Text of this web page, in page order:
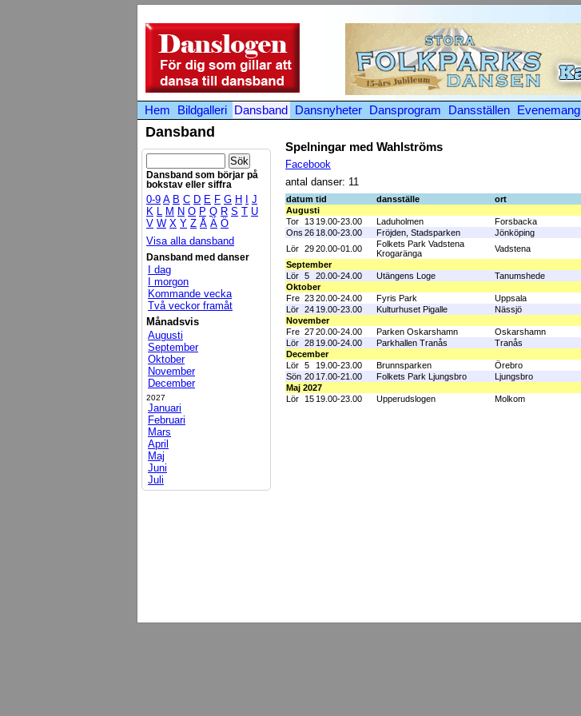
Hem Bildgalleri Dansband Dansnyheter Dansprogram Dansställen Evenemang
Dansband
Dansband som börjar på
bokstav eller siffra
0-9 A B C D E F G H
J
K L M N O P Q R S T U
V W X Y Z Å Ä Ö
Visa alla dansband
Dansband med danser
I dag
I morgon
Kommande vecka
Två veckor framåt
Månadsvis
Augusti
September
Oktober
November
December
2027
Januari
Februari
Mars
April
Maj
Juni
Juli
Spelningar med Wahlströms
Facebook
antal danser: 11
datum tid dansställe ort
Augusti
Tor
13 19.00-23.00 Laduholmen Forsbacka
Ons 26 18.00-23.00 Fröjden, Stadsparken Jönköping
Lör 2920.00-01.00
Folkets Park Vadstena
Krogaränga
Vadstena
September
Lör 5 20.00-24.00 Utängens Loge Tanumshede
Oktober
Fre 2320.00-24.00 Fyris Park Uppsala
Lör 24 19.00-23.00 Kulturhuset Pigalle Nässjö
November
Fre 2720.00-24.00 Parken Oskarshamn Oskarshamn
Lör 28 19.00-24.00 Parkhallen Tranås Tranås
December
Lör 5 19.00-23.00 Brunnsparken Örebro
Sön 20 17.00-21.00 Folkets Park Ljungsbro Ljungsbro
Maj 2027
Lör
15 19.00-23.00 Upperudslogen Molkom